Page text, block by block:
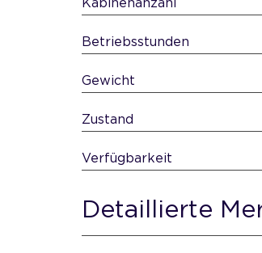
Kabinenanzahl
Betriebsstunden
Gewicht
Zustand
Verfügbarkeit
Detaillierte